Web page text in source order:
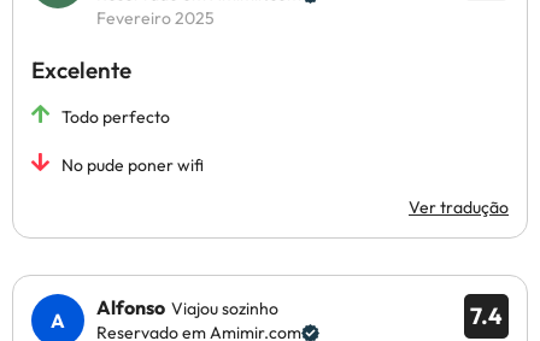
Fevereiro 2025
Excelente
Todo perfecto
No pude poner wifi
Ver tradução
7.4
Alfonso Viajou sozinho
Reservado em Amimir.com